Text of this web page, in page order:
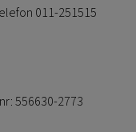
011-251515
556630-2773